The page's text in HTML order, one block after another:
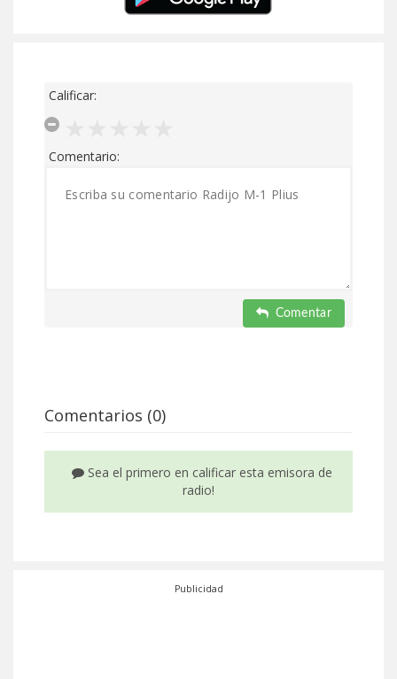
Calificar:
Comentario:
Comentar
Comentarios (0)
Sea el primero en calificar esta emisora de
radio!
Publicidad